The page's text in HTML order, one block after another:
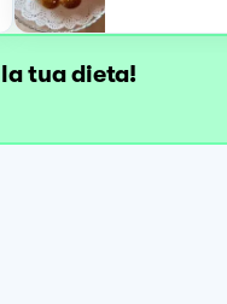
tua dieta!